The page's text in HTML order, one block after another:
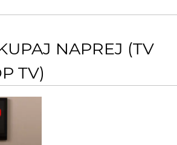
NAPREJ (TV
TV)